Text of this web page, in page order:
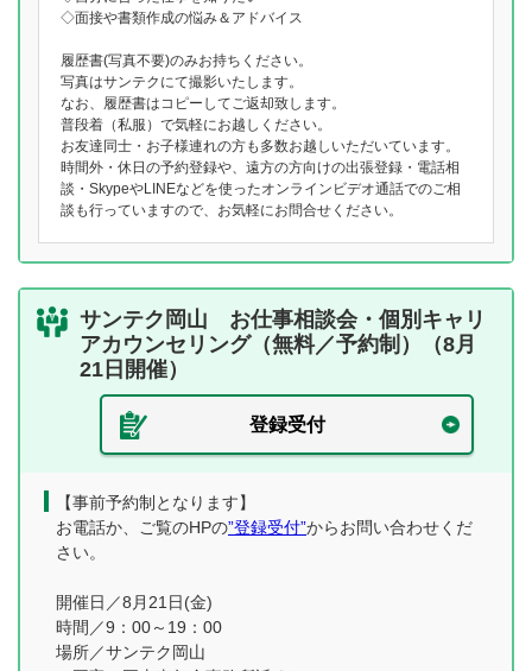
◇面接や書類作成の悩み＆アドバイス
履歴書(写真不要)のみお持ちください。
写真はサンテクにて撮影いたします。
なお、履歴書はコピーしてご返却致します。
普段着（私服）で気軽にお越しください。
お友達同士・お子様連れの方も多数お越しいただいています。
時間外・休日の予約登録や、遠方の方向けの出張登録・電話相
談・SkypeやLINEなどを使ったオンラインビデオ通話でのご相
談も行っていますので、お気軽にお問合せください。
サンテク岡山 お仕事相談会・個別キャリ
アカウンセリング（無料／予約制）（8月
21日開催）
登録受付
【事前予約制となります】
お電話か、ご覧のHPの”登録受付”からお問い合わせくだ
さい。
開催日／8月21日(金)
時間／9：00～19：00
場所／サンテク岡山